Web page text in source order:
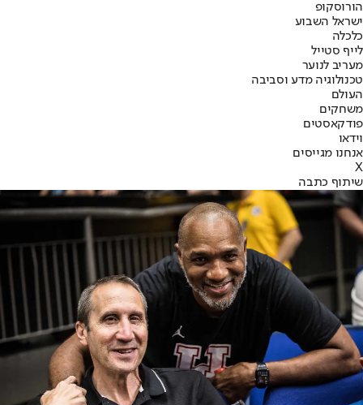
הורוסקופ
ישראל השבוע
כלכלה
לייף סטייל
מעריב לנוער
טכנולוגיה מדע וסביבה
העולם
משחקים
פודקאסטים
וידאו
אנחנו מגייסים
X
שיתוף כתבה